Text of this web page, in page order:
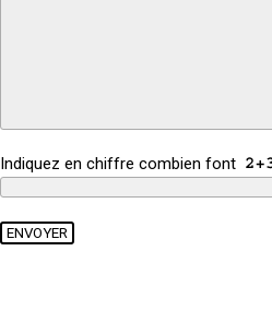
Indiquez en chiffre combien font